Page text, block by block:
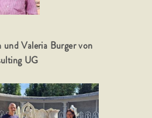
Valeria Burger von
UG